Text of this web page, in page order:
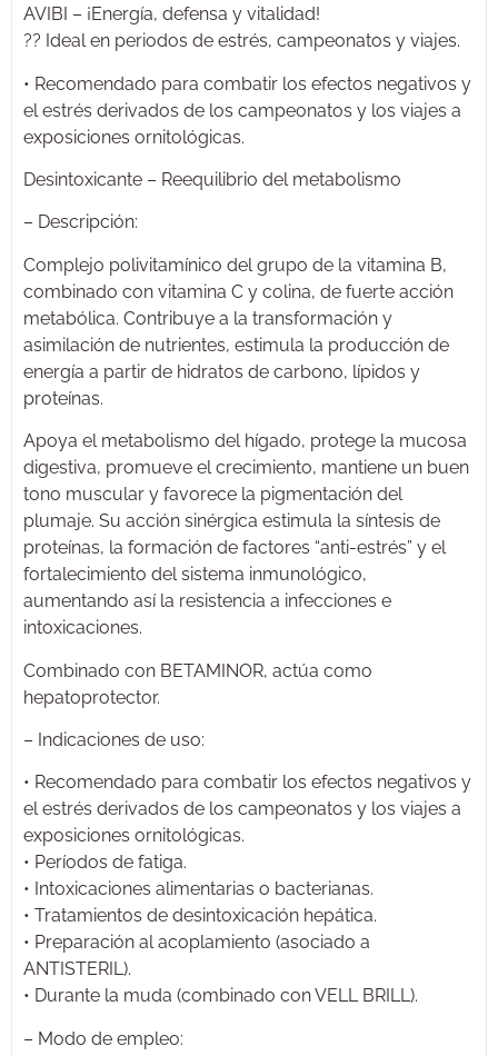
AVIBI – ¡Energía, defensa y vitalidad!
?? Ideal en periodos de estrés, campeonatos y viajes.
• Recomendado para combatir los efectos negativos y
el estrés derivados de los campeonatos y los viajes a
exposiciones ornitológicas.
Desintoxicante – Reequilibrio del metabolismo
– Descripción:
Complejo polivitamínico del grupo de la vitamina B,
combinado con vitamina C y colina, de fuerte acción
metabólica. Contribuye a la transformación y
asimilación de nutrientes, estimula la producción de
energía a partir de hidratos de carbono, lípidos y
proteínas.
Apoya el metabolismo del hígado, protege la mucosa
digestiva, promueve el crecimiento, mantiene un buen
tono muscular y favorece la pigmentación del
plumaje. Su acción sinérgica estimula la síntesis de
proteínas, la formación de factores “anti-estrés” y el
fortalecimiento del sistema inmunológico,
aumentando así la resistencia a infecciones e
intoxicaciones.
Combinado con BETAMINOR, actúa como
hepatoprotector.
– Indicaciones de uso:
• Recomendado para combatir los efectos negativos y
el estrés derivados de los campeonatos y los viajes a
exposiciones ornitológicas.
• Períodos de fatiga.
• Intoxicaciones alimentarias o bacterianas.
• Tratamientos de desintoxicación hepática.
• Preparación al acoplamiento (asociado a
ANTISTERIL).
• Durante la muda (combinado con VELL BRILL).
– Modo de empleo: